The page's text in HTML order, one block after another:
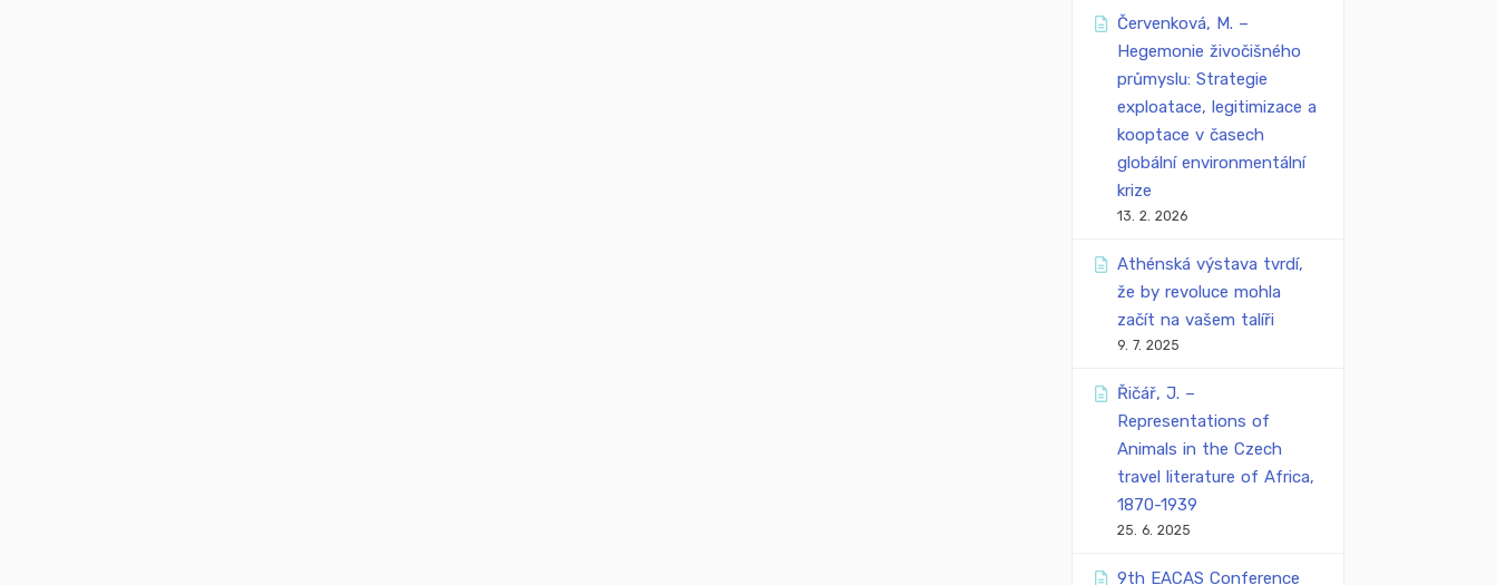
Červenková, M. –
Hegemonie živočišného
průmyslu: Strategie
exploatace, legitimizace a
kooptace v časech
globální environmentální
krize
13. 2. 2026
Athénská výstava tvrdí,
že by revoluce mohla
začít na vašem talíři
9. 7. 2025
Řičář, J. –
Representations of
Animals in the Czech
travel literature of Africa,
1870-1939
25. 6. 2025
9th EACAS Conference